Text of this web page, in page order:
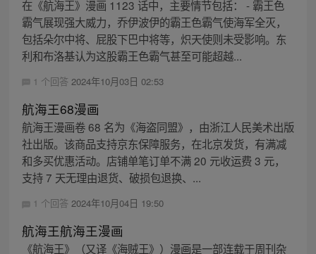
在《航海王》漫画 1123 话中，主要情节包括： - 霸王色
霸气展现强大威力，乔伊波伊的霸王色霸气使海军全灭，
包括朵尔中将、屁股下巴中将等，炽天使则未受影响。东
利和布洛基认为这股霸王色霸气甚至可能超越...
1 个回答 2024年10月03日 02:53
航海王68漫画
航海王漫画卷 68 名为《海盗同盟》，由浙江人民美术出版
社出版。该商品支持京东保障服务，在北京发货，有满减
和多买优惠活动。店铺单笔订单不满 20 元收运费 3 元，
支持 7 天无理由退货、破损包退换、...
1 个回答 2024年10月04日 19:50
航海王航海王漫画
《航海王》（又译《海贼王》）漫画是一部连载于周刊杂